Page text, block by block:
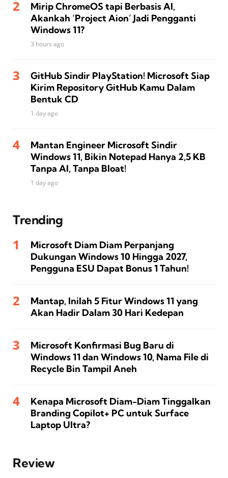
Mirip ChromeOS tapi Berbasis AI,
Akankah ‘Project Aion’ Jadi Pengganti
Windows 11?
3 hours ago
GitHub Sindir PlayStation! Microsoft Siap
Kirim Repository GitHub Kamu Dalam
Bentuk CD
1 day ago
Mantan Engineer Microsoft Sindir
Windows 11, Bikin Notepad Hanya 2,5 KB
Tanpa AI, Tanpa Bloat!
1 day ago
Trending
Microsoft Diam Diam Perpanjang
Dukungan Windows 10 Hingga 2027,
Pengguna ESU Dapat Bonus 1 Tahun!
Mantap, Inilah 5 Fitur Windows 11 yang
Akan Hadir Dalam 30 Hari Kedepan
Microsoft Konfirmasi Bug Baru di
Windows 11 dan Windows 10, Nama File di
Recycle Bin Tampil Aneh
Kenapa Microsoft Diam-Diam Tinggalkan
Branding Copilot+ PC untuk Surface
Laptop Ultra?
Review